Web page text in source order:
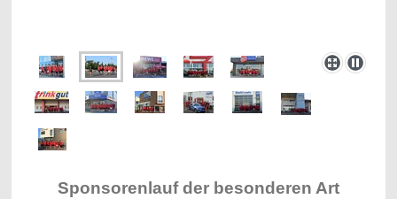
Sponsorenlauf der besonderen Art